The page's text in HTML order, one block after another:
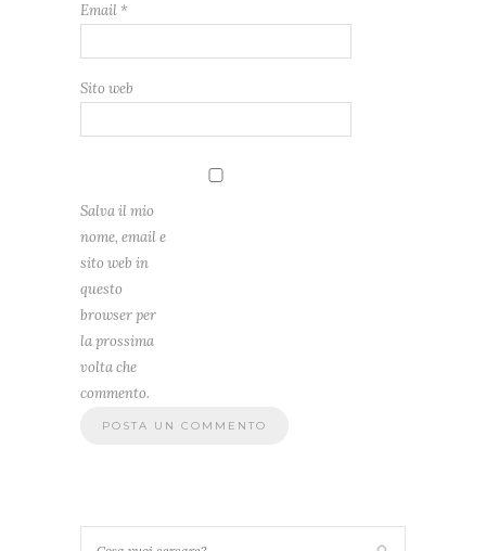
Email *
Sito web
Salva il mio
nome, email e
sito web in
questo
browser per
la prossima
volta che
commento.